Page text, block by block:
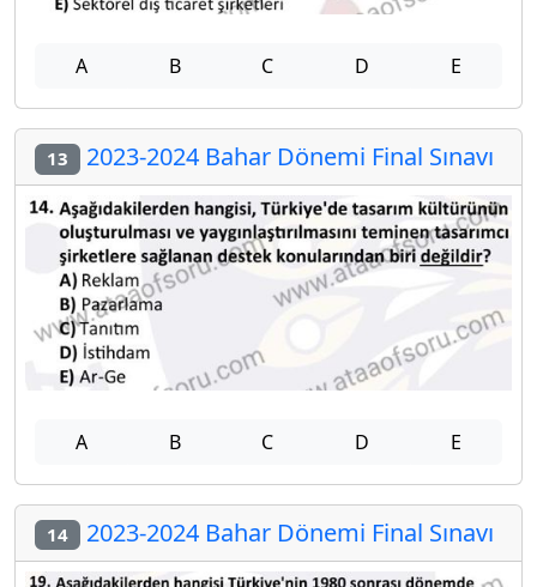
A B C D E
13 2023-2024 Bahar Dönemi Final Sınavı
A B C D E
14 2023-2024 Bahar Dönemi Final Sınavı